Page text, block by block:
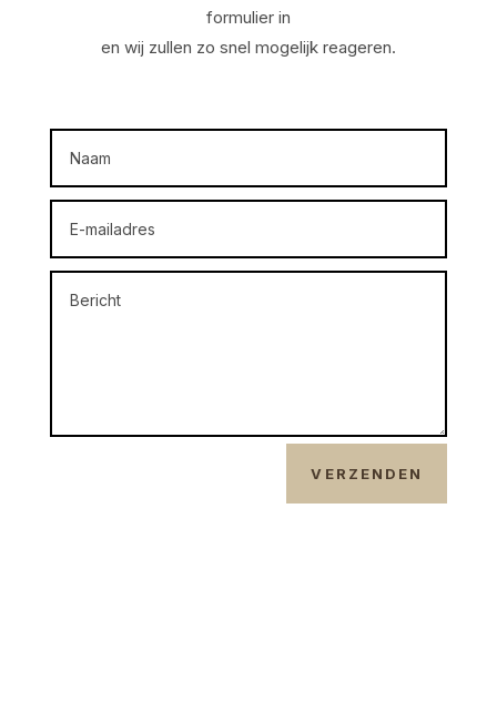
formulier in
en wij zullen zo snel mogelijk reageren.
VERZENDEN